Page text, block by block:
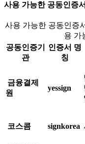
사용 가능한 공동인증
사용 가능한 공동인증
용 가
공동인증기
관
인증서 명
칭
금융결제
원
yessign
코스콤 signkorea